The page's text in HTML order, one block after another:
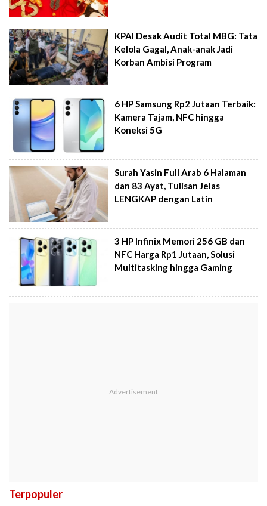
KPAI Desak Audit Total MBG: Tata
Kelola Gagal, Anak-anak Jadi
Korban Ambisi Program
6 HP Samsung Rp2 Jutaan Terbaik:
Kamera Tajam, NFC hingga
Koneksi 5G
Surah Yasin Full Arab 6 Halaman
dan 83 Ayat, Tulisan Jelas
LENGKAP dengan Latin
3 HP Infinix Memori 256 GB dan
NFC Harga Rp1 Jutaan, Solusi
Multitasking hingga Gaming
Terpopuler